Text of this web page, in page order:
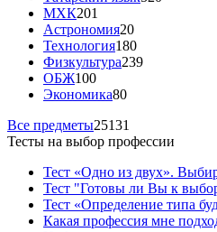
МХК201
Астрономия20
Технология180
Физкультура239
ОБЖ100
Экономика80
Все предметы25131
Тесты на выбор профессии
Тест «Одно из двух».
Тест "Готовы ли Вы к
Тест «Определение типа
Какая профессия мне